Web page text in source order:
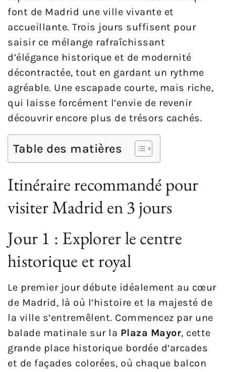
font de Madrid une ville vivante et
accueillante. Trois jours suffisent pour
saisir ce mélange rafraîchissant
d’élégance historique et de modernité
décontractée, tout en gardant un rythme
agréable. Une escapade courte, mais riche,
qui laisse forcément l’envie de revenir
découvrir encore plus de trésors cachés.
Table des matières
Itinéraire recommandé pour
visiter Madrid en 3 jours
Jour 1 : Explorer le centre
historique et royal
Le premier jour débute idéalement au cœur
de Madrid, là où l’histoire et la majesté de
la ville s’entremêlent. Commencez par une
balade matinale sur la Plaza Mayor, cette
grande place historique bordée d’arcades
et de façades colorées, où chaque balcon